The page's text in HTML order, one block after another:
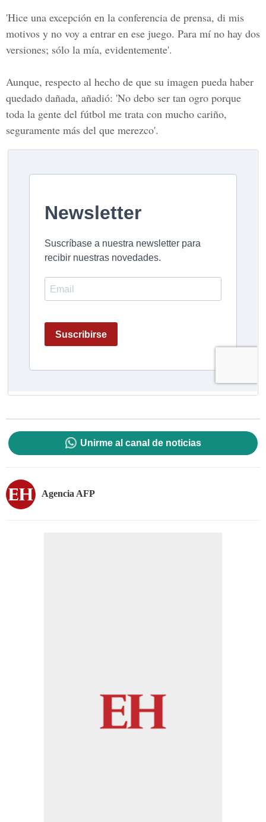
'Hice una excepción en la conferencia de prensa, di mis
motivos y no voy a entrar en ese juego. Para mí no hay dos
versiones; sólo la mía, evidentemente'.
Aunque, respecto al hecho de que su imagen pueda haber
quedado dañada, añadió: 'No debo ser tan ogro porque
toda la gente del fútbol me trata con mucho cariño,
seguramente más del que merezco'.
Unirme al canal de noticias
Agencia AFP